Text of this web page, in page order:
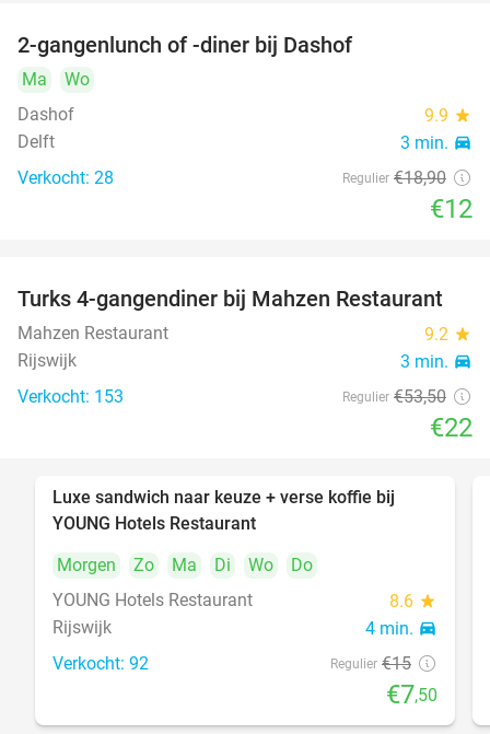
2-gangenlunch of -diner bij Dashof
Ma
Wo
Dashof
9.9 star
Delft 3 min. directions_car
Verkocht: 28 Regulier €18,90
€12
59%
Turks 4-gangendiner bij Mahzen Restaurant
Mahzen Restaurant 9.2 star
Rijswijk 3 min. directions_car
Verkocht: 153 Regulier €53,50
€22
Luxe sandwich naar keuze + verse koffie bij
YOUNG Hotels Restaurant
Morgen
Zo Ma Di Wo
Do
YOUNG Hotels Restaurant
8.6 star
Rijswijk 4 min. directions_car
Verkocht: 92 Regulier €15
€7,50